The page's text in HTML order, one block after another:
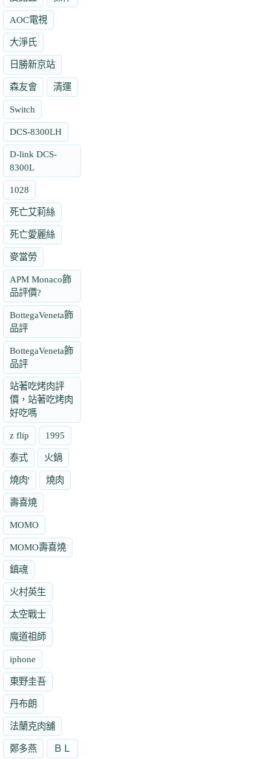
AOC電視
大淨氏
日勝新京站
森友會 清運
Switch
DCS-8300LH
D-link DCS-
8300L
1028
死亡艾莉絲
死亡愛麗絲
麥當勞
APM Monaco飾
品評價?
BottegaVeneta飾
品評
BottegaVeneta飾
品評
站著吃烤肉評
價，站著吃烤肉
好吃嗎
z flip 1995
泰式 火鍋
燒肉' 燒肉
壽喜燒
MOMO
MOMO壽喜燒
鎮魂
火村英生
太空戰士
魔道祖師
iphone
東野圭吾
丹布朗
法蘭克肉舖
鄭多燕 ＢＬ